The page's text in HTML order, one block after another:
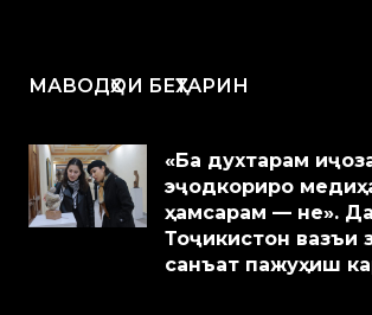
МАВОДҲОИ БЕҲТАРИН
«Ба духтарам
эҷодкориро
ҳамсарам — не».
Тоҷикистон вазъи
санъат пажуҳиш